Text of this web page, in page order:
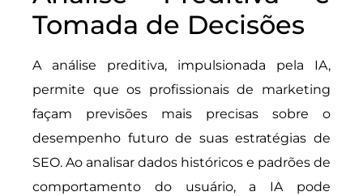
Tomada de Decisões
A análise preditiva, impulsionada pela IA,
permite que os profissionais de marketing
façam previsões mais precisas sobre o
desempenho futuro de suas estratégias de
SEO. Ao analisar dados históricos e padrões de
comportamento do usuário, a IA pode